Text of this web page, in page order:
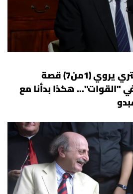
بالفيديو - أسعد شفتري يروي (1من7) قصة
"القوات"... هكذا بدأنا مع